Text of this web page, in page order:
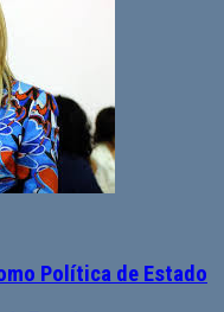
Política de Estado